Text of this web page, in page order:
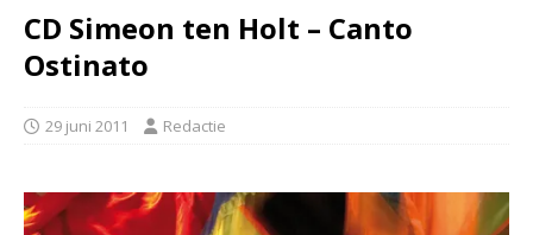
CD Simeon ten Holt – Canto
Ostinato
29 juni 2011 Redactie